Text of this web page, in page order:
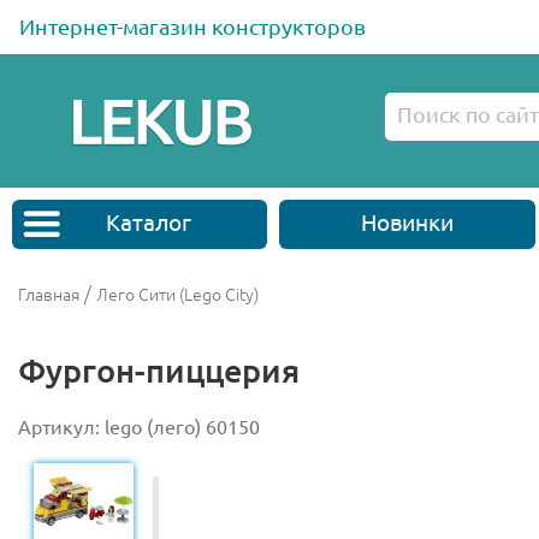
Интернет-магазин конструкторов
Каталог Новинки
Главная / Лего Сити (Lego City)
Фургон-пиццерия
Артикул: lego (лего) 60150